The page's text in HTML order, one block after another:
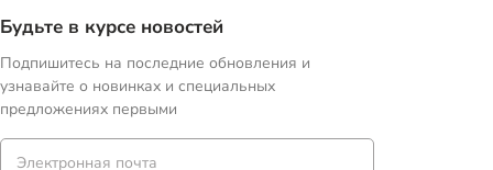
Будьте в курсе новостей
Подпишитесь на последние обновления и
узнавайте о новинках и специальных
предложениях первыми